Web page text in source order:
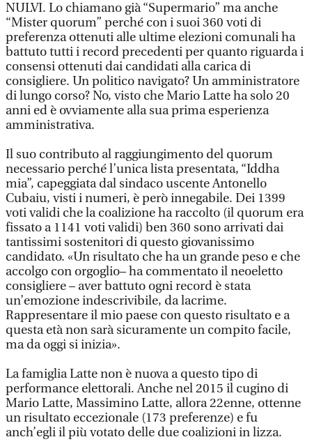
NULVI. Lo chiamano già “Supermario” ma anche
“Mister quorum” perché con i suoi 360 voti di
preferenza ottenuti alle ultime elezioni comunali ha
battuto tutti i record precedenti per quanto riguarda i
consensi ottenuti dai candidati alla carica di
consigliere. Un politico navigato? Un amministratore
di lungo corso? No, visto che Mario Latte ha solo 20
anni ed è ovviamente alla sua prima esperienza
amministrativa.
Il suo contributo al raggiungimento del quorum
necessario perché l’unica lista presentata, “Iddha
mia”, capeggiata dal sindaco uscente Antonello
Cubaiu, visti i numeri, è però innegabile. Dei 1399
voti validi che la coalizione ha raccolto (il quorum era
fissato a 1141 voti validi) ben 360 sono arrivati dai
tantissimi sostenitori di questo giovanissimo
candidato. «Un risultato che ha un grande peso e che
accolgo con orgoglio– ha commentato il neoeletto
consigliere – aver battuto ogni record è stata
un’emozione indescrivibile, da lacrime.
Rappresentare il mio paese con questo risultato e a
questa età non sarà sicuramente un compito facile,
ma da oggi si inizia».
La famiglia Latte non è nuova a questo tipo di
performance elettorali. Anche nel 2015 il cugino di
Mario Latte, Massimino Latte, allora 22enne, ottenne
un risultato eccezionale (173 preferenze) e fu
anch’egli il più votato delle due coalizioni in lizza.